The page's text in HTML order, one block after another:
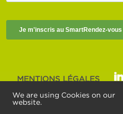
MENTIONS LÉGALES
SMART BUILDINGS
We are using Cookies on our
website.